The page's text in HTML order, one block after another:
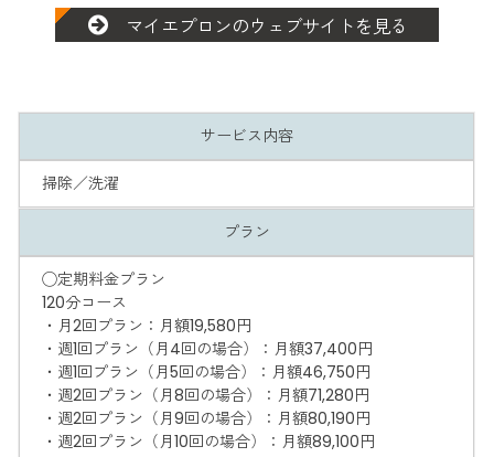
マイエプロンのウェブサイトを見る
サービス内容
掃除／洗濯
プラン
◯定期料金プラン
120分コース
・月2回プラン：月額19,580円
・週1回プラン（月4回の場合）：月額37,400円
・週1回プラン（月5回の場合）：月額46,750円
・週2回プラン（月8回の場合）：月額71,280円
・週2回プラン（月9回の場合）：月額80,190円
・週2回プラン（月10回の場合）：月額89,100円